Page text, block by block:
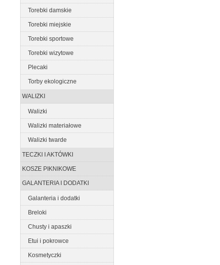
Torebki damskie
Torebki miejskie
Torebki sportowe
Torebki wizytowe
Plecaki
Torby ekologiczne
WALIZKI
Walizki
Walizki materiałowe
Walizki twarde
TECZKI I AKTÓWKI
KOSZE PIKNIKOWE
GALANTERIA I DODATKI
Galanteria i dodatki
Breloki
Chusty i apaszki
Etui i pokrowce
Kosmetyczki